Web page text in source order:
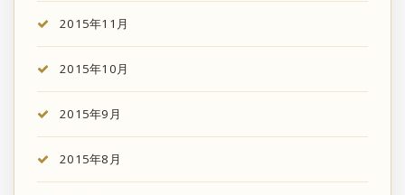
2015年11月
2015年10月
2015年9月
2015年8月